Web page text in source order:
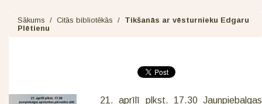
Sākums / Citās bibliotēkās / Tikšanās ar vēsturnieku Edgaru
Plētienu
21. aprīlī plkst. 17.30 Jaunpiebalgas